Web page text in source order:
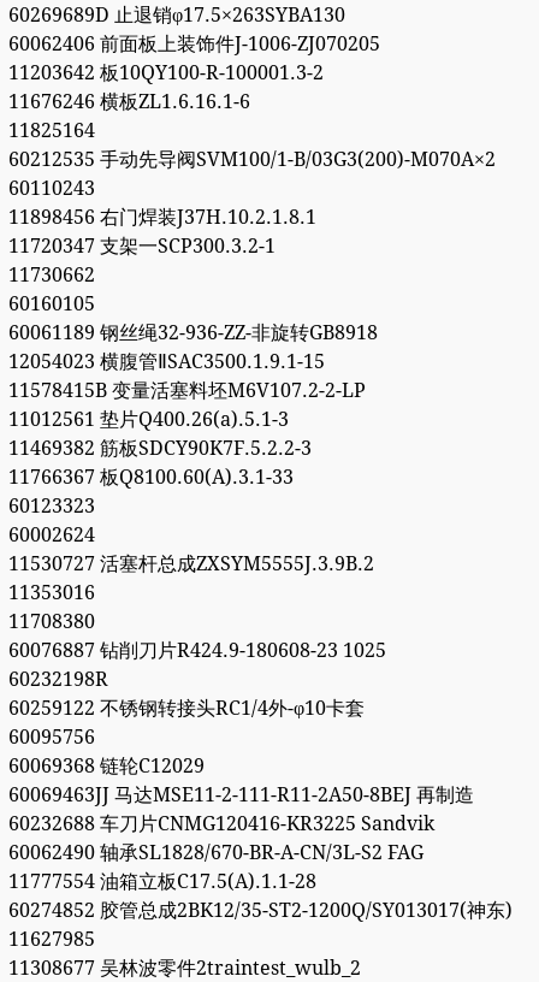
60269689D 止退销φ17.5×263SYBA130
60062406 前面板上装饰件J-1006-ZJ070205
11203642 板10QY100-R-100001.3-2
11676246 横板ZL1.6.16.1-6
11825164
60212535 手动先导阀SVM100/1-B/03G3(200)-M070A×2
60110243
11898456 右门焊装J37H.10.2.1.8.1
11720347 支架一SCP300.3.2-1
11730662
60160105
60061189 钢丝绳32-936-ZZ-非旋转GB8918
12054023 横腹管ⅡSAC3500.1.9.1-15
11578415B 变量活塞料坯M6V107.2-2-LP
11012561 垫片Q400.26(a).5.1-3
11469382 筋板SDCY90K7F.5.2.2-3
11766367 板Q8100.60(A).3.1-33
60123323
60002624
11530727 活塞杆总成ZXSYM5555J.3.9B.2
11353016
11708380
60076887 钻削刀片R424.9-180608-23 1025
60232198R
60259122 不锈钢转接头RC1/4外-φ10卡套
60095756
60069368 链轮C12029
60069463JJ 马达MSE11-2-111-R11-2A50-8BEJ 再制造
60232688 车刀片CNMG120416-KR3225 Sandvik
60062490 轴承SL1828/670-BR-A-CN/3L-S2 FAG
11777554 油箱立板C17.5(A).1.1-28
60274852 胶管总成2BK12/35-ST2-1200Q/SY013017(神东)
11627985
11308677 吴林波零件2traintest_wulb_2